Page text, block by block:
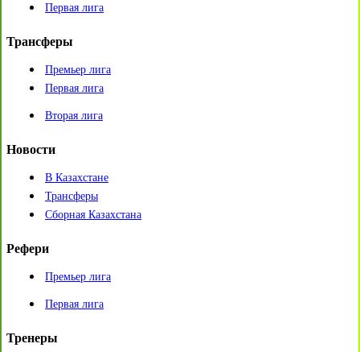
Первая лига
Трансферы
Премьер лига
Первая лига
Вторая лига
Новости
В Казахстане
Трансферы
Сборная Казахстана
Рефери
Премьер лига
Первая лига
Тренеры